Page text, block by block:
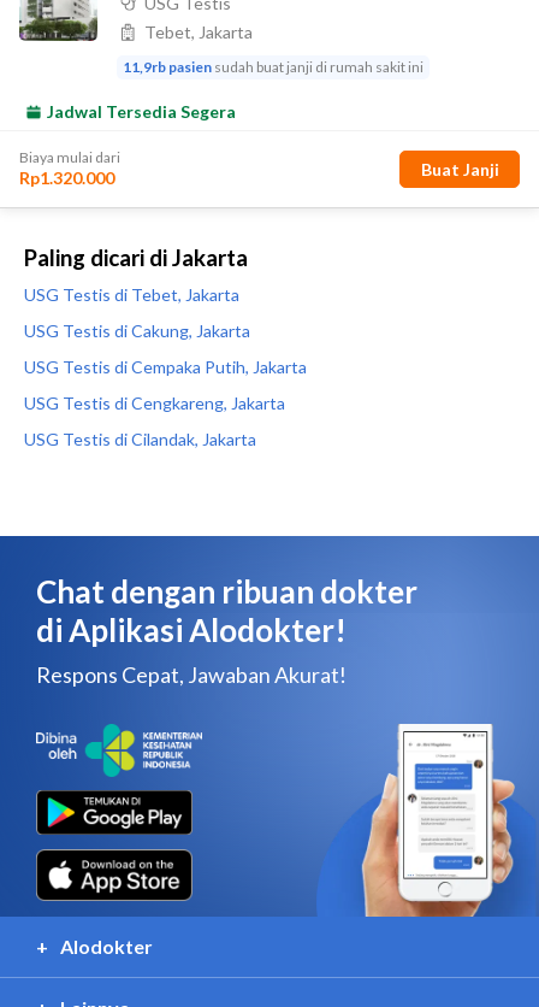
Paling dicari di Jakarta
USG Testis di Tebet, Jakarta
USG Testis di Cakung, Jakarta
USG Testis di Cempaka Putih, Jakarta
USG Testis di Cengkareng, Jakarta
USG Testis di Cilandak, Jakarta